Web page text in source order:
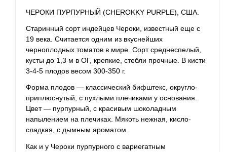
ЧЕРОКИ ПУРПУРНЫЙ (CHEROKKY PURPLЕ), США.
Старинный сорт индейцев Чероки, известный еще с
19 века. Считается одним из вкуснейших
черноплодных томатов в мире. Сорт среднеспелый,
кусты до 1,3 м в ОГ, крепкие, стебли прочные. В кисти
3-4-5 плодов весом 300-350 г.
Форма плодов — классический бифштекс, округло-
приплюснутый, с пухлыми плечиками у основания.
Цвет — пурпурный, с красивым шоколадным
напылением на плечиках. Мякоть нежная, кисло-
сладкая, с дымным ароматом.
Как и у Чероки пурпурного с вариегатным